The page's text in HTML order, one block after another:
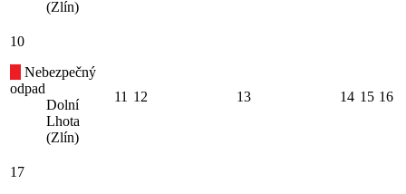
(Zlín)
10
Nebezpečný
odpad
Dolní
Lhota
(Zlín)
11 12 13 14 15 16
17